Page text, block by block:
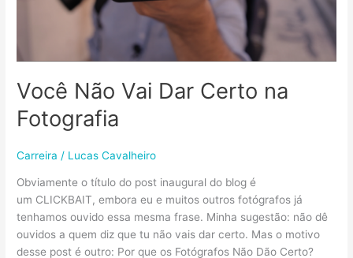
Você Não Vai Dar Certo na
Fotografia
Carreira / Lucas Cavalheiro
Obviamente o título do post inaugural do blog é
um CLICKBAIT, embora eu e muitos outros fotógrafos já
tenhamos ouvido essa mesma frase. Minha sugestão: não dê
ouvidos a quem diz que tu não vais dar certo. Mas o motivo
desse post é outro: Por que os Fotógrafos Não Dão Certo?